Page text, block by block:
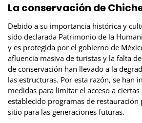
La conservación de
Debido a su importancia histórica y
sido declarada Patrimonio de la
y es protegida por el gobierno de
afluencia masiva de turistas y la falta
de conservación han llevado a la
las estructuras. Por esta razón, se han
medidas para limitar el acceso a ciertas
establecido programas de restauración
sitio para las generaciones futuras.